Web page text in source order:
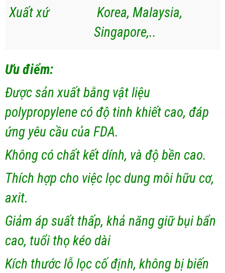
Xuất xứ
Korea, Malaysia,
Singapore,..
Ưu điểm:
Được sản xuất bằng vật liệu
polypropylene có độ tinh khiết cao, đáp
ứng yêu cầu của FDA.
Không có chất kết dính, và độ bền cao.
Thích hợp cho việc lọc dung môi hữu cơ,
axit.
Giảm áp suất thấp, khả năng giữ bụi bẩn
cao, tuổi thọ kéo dài
Kích thước lỗ lọc cố định, không bị biến